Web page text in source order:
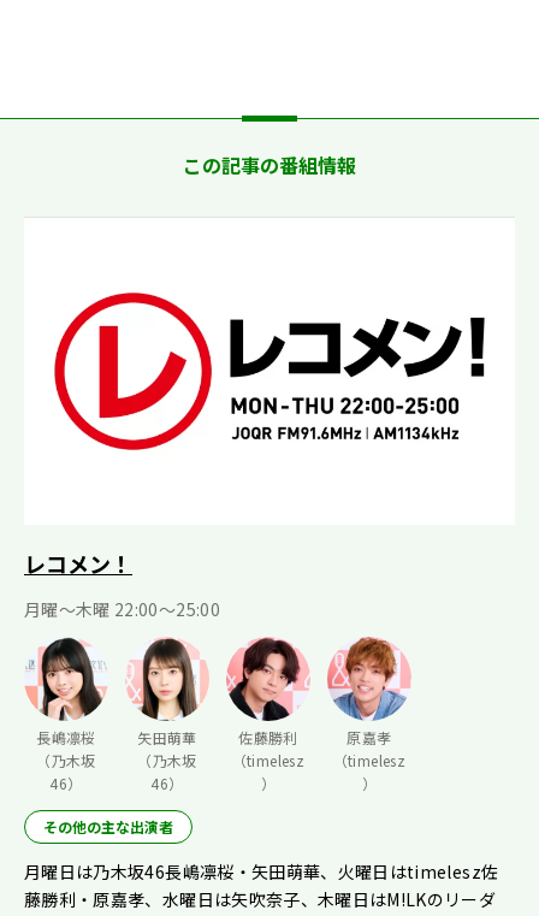
この記事の番組情報
レコメン！
月曜〜木曜 22:00〜25:00
長嶋凛桜
（乃木坂
46）
矢田萌華
（乃木坂
46）
佐藤勝利
（timelesz
）
原嘉孝
（timelesz
）
その他の主な出演者
月曜日は乃木坂46長嶋凛桜・矢田萌華、火曜日はtimelesz佐
藤勝利・原嘉孝、水曜日は矢吹奈子、木曜日はM!LKのリーダ